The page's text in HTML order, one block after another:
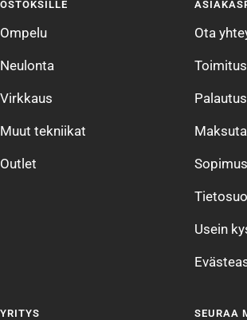
4
OSTOKSILLE
Ompelu
Neulonta
Virkkaus
Muut tekniikat
Outlet
Ota
Usein
YRITYS SEURAA